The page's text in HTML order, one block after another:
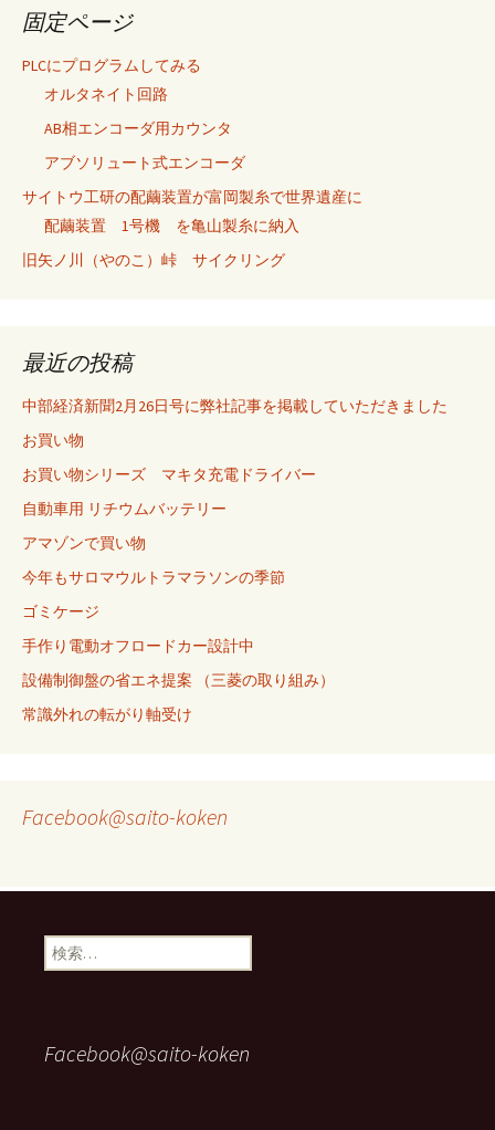
固定ページ
PLCにプログラムしてみる
オルタネイト回路
AB相エンコーダ用カウンタ
アブソリュート式エンコーダ
サイトウ工研の配繭装置が富岡製糸で世界遺産に
配繭装置 1号機 を亀山製糸に納入
旧矢ノ川（やのこ）峠 サイクリング
最近の投稿
中部経済新聞2月26日号に弊社記事を掲載していただきました
お買い物
お買い物シリーズ マキタ充電ドライバー
自動車用 リチウムバッテリー
アマゾンで買い物
今年もサロマウルトラマラソンの季節
ゴミケージ
手作り電動オフロードカー設計中
設備制御盤の省エネ提案 （三菱の取り組み）
常識外れの転がり軸受け
Facebook@saito-koken
検
索:
Facebook@saito-koken